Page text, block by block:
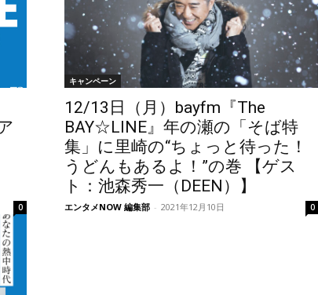
0
キャンペーン
12/13日（月）bayfm『The
BAY☆LINE』年の瀬の「そば特
集」に里崎の“ちょっと待った！
うどんもあるよ！”の巻 【ゲス
ト：池森秀一（DEEN）】
エンタメNOW 編集部 - 2021年12月10日 0